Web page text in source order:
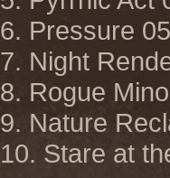
6. Pressure
7. Night
8. Rogue
9. Nature
10. Stare at